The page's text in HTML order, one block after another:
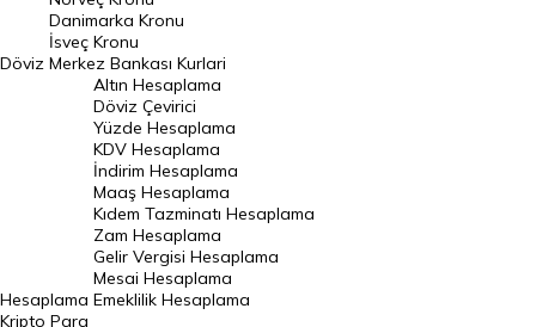
Kanada Doları Kuru
Norveç Kronu Kuru
İsveç Kronu Kuru
Japon Yeni Kuru
Serbest Piyasa Döviz Kurları
Merkez Bankası Döviz Kurları
Altın Fiyatları
Döviz
Danimarka Kronu
İsveç Kronu
Merkez Bankası Kurlari
Hesaplama
Altın Hesaplama
Döviz Çevirici
Yüzde Hesaplama
KDV Hesaplama
İndirim Hesaplama
Maaş Hesaplama
Kıdem Tazminatı Hesaplama
Zam Hesaplama
Gelir Vergisi Hesaplama
Mesai Hesaplama
Emeklilik Hesaplama
Kripto Para